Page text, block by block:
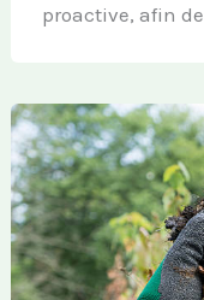
proactive, afin de